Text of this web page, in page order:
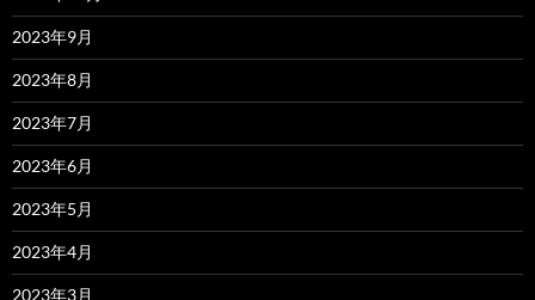
2023年9月
2023年8月
2023年7月
2023年6月
2023年5月
2023年4月
2023年3月